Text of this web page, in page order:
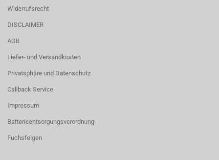
Widerrufsrecht
DISCLAIMER
AGB
Liefer- und Versandkosten
Privatsphäre und Datenschutz
Callback Service
Impressum
Batterieentsorgungsverordnung
Fuchsfelgen